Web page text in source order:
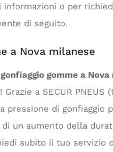
informazioni o per
di seguito.
a Nova milanese
gonfiaggio gomme a Nova
Grazie a SECUR
pressione di
un aumento della
subito il tuo servizio